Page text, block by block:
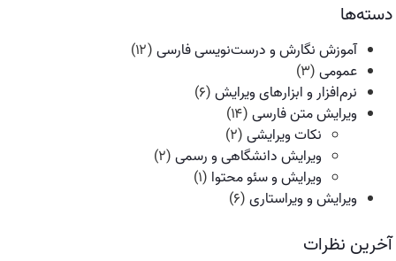
دسته‌ها
آموزش نگارش و درست‌نویسی فارسی(۱۲)
عمومی(۳)
نرم‌افزار و ابزارهای ویرایش(۶)
ویرایش متن فارسی(۱۴)
نکات ویرایشی(۲)
ویرایش دانشگاهی و رسمی(۲)
ویرایش و سئو محتوا (۱)
ویرایش و ویراستاری(۶)
آخرین نظرات